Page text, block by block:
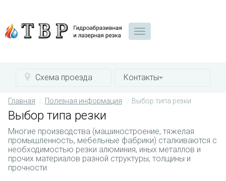
Схема проезда Контакты
Главная Полезная информация Выбор типа резки
Выбор типа резки
Многие производства (машиностроение, тяжелая
промышленность, мебельные фабрики) сталкиваются с
необходимостью резки алюминия, иных металлов и
прочих материалов разной структуры, толщины и
прочности.